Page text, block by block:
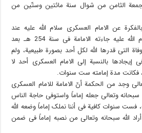
الثامن من شوال سنة مائتین وستّین من
عن الامام العسکری سلام الله علیه عند
الامامیة وقلنا: إن الامام سلام الله علیه جاءته الامامة فی سنة 254 هـ بعد
التی قدرها الله لکل أحد بصورة طبیعیة، ولم
بالنسبة إلى الامام العسکری أحد لا
فکانت مدة إمامته ست سنوات.
وجد من الحکمة أنّ الامامة للامام العسکری
وتعالى جعله إماماً واستوفى حاجة الناس
سنوات کافیة فی أننا نملک إماماً وضعه الله
أراد الله سبحانه وتعالى من نصبه إماماً فی ضمن